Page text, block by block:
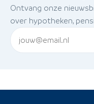
Ontvang onze
over hypotheken,